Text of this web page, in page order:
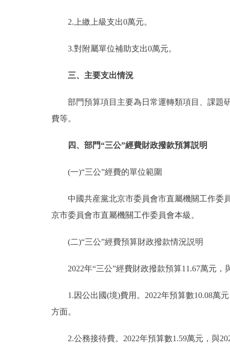
2.上繳上級支出0萬元。
3.對附屬單位補助支出0萬元。
三、主要支出情況
部門預算項目主要為日常運轉類項目、課題研
費等。
四、部門“三公”經費財政撥款預算説明
(一)“三公”經費的單位範圍
中國共産黨北京市委員會市直屬機關工作委員
京市委員會市直屬機關工作委員會本級。
(二)“三公”經費預算財政撥款情況説明
2022年“三公”經費財政撥款預算11.67萬元，
1.因公出國(境)費用。2022年預算數10.08萬元
方面。
2.公務接待費。2022年預算數1.59萬元，與